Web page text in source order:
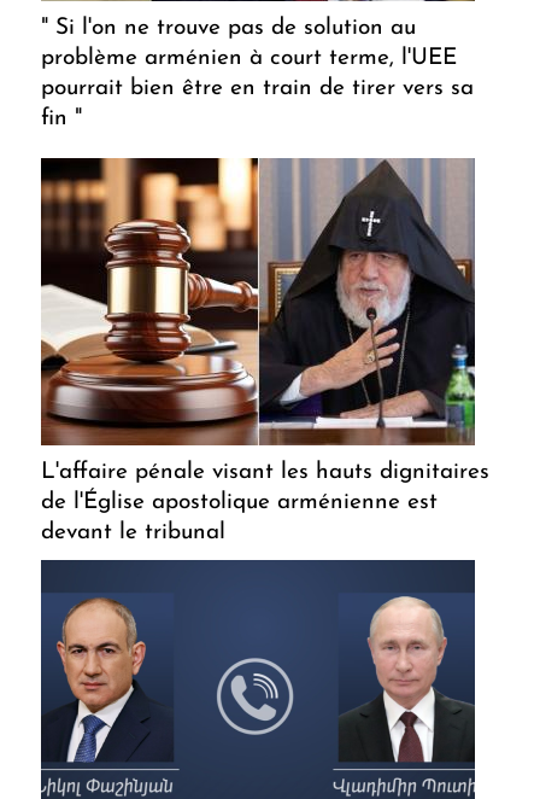
" Si l'on ne trouve pas de solution au
problème arménien à court terme, l'UEE
pourrait bien être en train de tirer vers sa
fin "
L'affaire pénale visant les hauts dignitaires
de l'Église apostolique arménienne est
devant le tribunal